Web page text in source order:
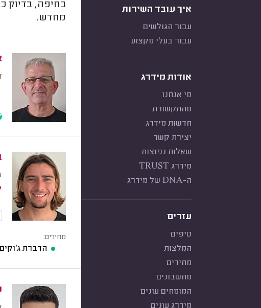
איך עובד השירות
עבור הגולשים
עבור בעלי מקצוע
אודות מידרג
מי אנחנו
מהתקשורת
חדשות מידרג
יצירת קשר
שאלות נפוצות
מידרג TRUST
ה-DNA של מידרג
עזרים
טיפים
המלצות
מחירים
מחשבונים
המומחים עונים
מידרג עונים
מחדש.
מחירים:
הדברת ג'וקים